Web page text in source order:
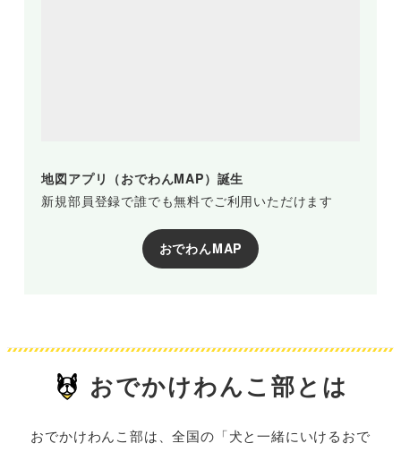
地図アプリ（おでわんMAP）誕生
新規部員登録で誰でも無料でご利用いただけます
おでわんMAP
おでかけわんこ部とは
おでかけわんこ部は、全国の「犬と一緒にいけるおで